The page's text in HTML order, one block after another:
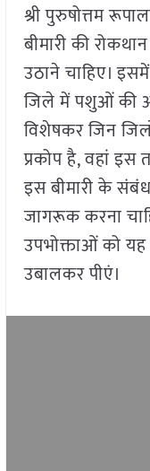
श्री पुरुषोत्तम
बीमारी की
उठाने चाहिए।
जिले में पशुओं की
विशेषकर जिन
प्रकोप है, वहां इस
इस बीमारी के
जागरूक करना
उपभोक्ताओं को
उबालकर पीएं।